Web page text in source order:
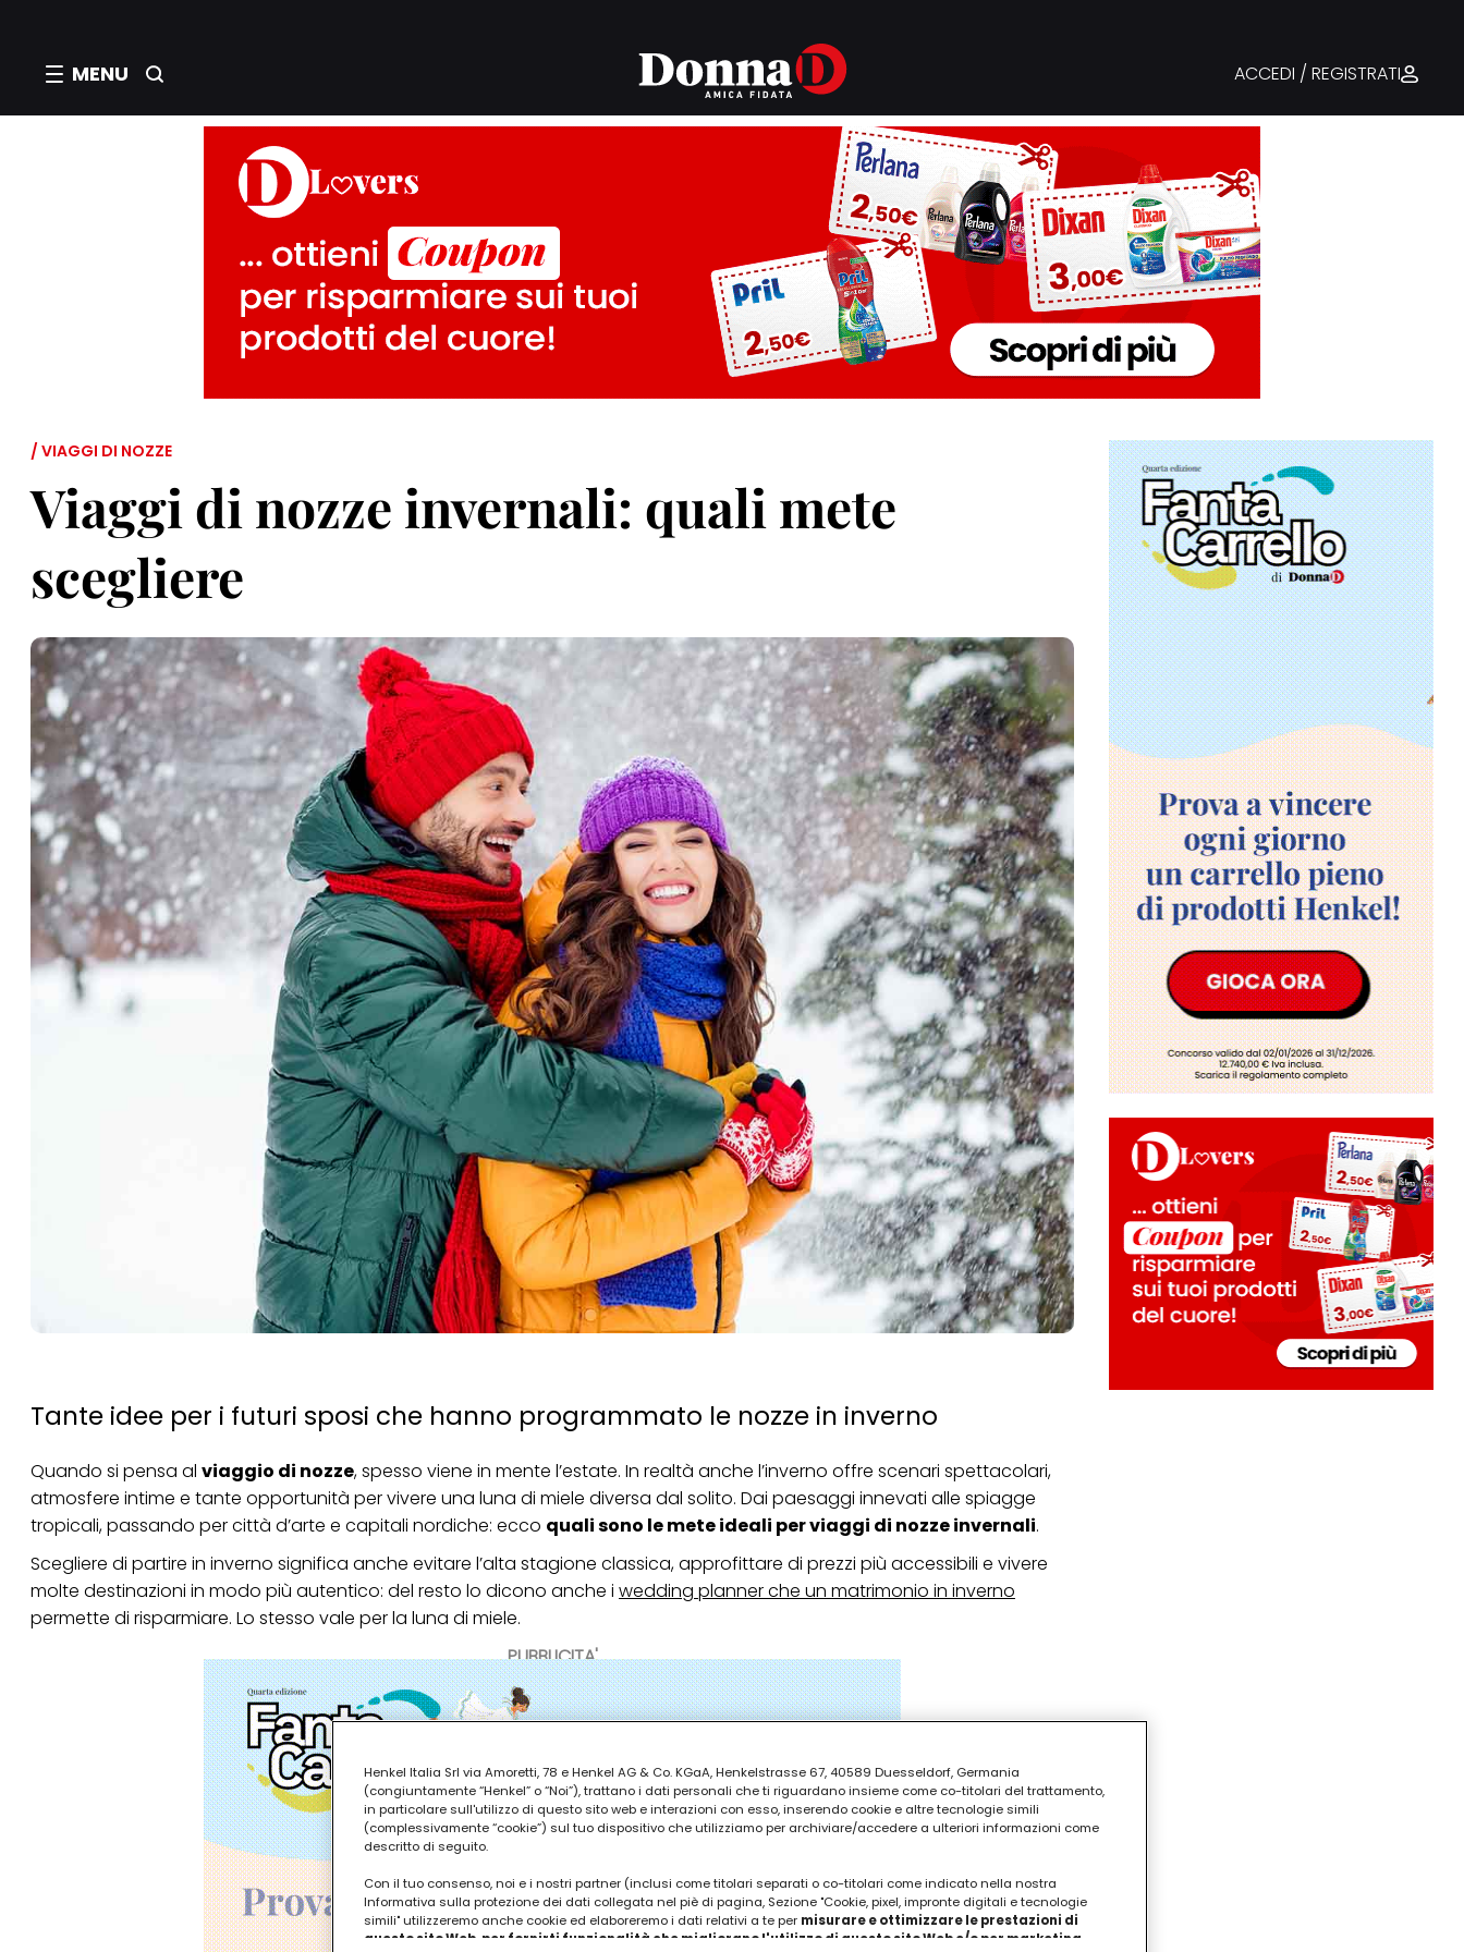
MENU ACCEDI / REGISTRATI
/ VIAGGI DI NOZZE
Viaggi di nozze invernali: quali mete
scegliere
Tante idee per i futuri sposi che hanno programmato le nozze in inverno
PUBBLICITA'
Quando si pensa al viaggio di nozze, spesso viene in mente l’estate. In realtà anche l’inverno offre scenari spettacolari,
atmosfere intime e tante opportunità per vivere una luna di miele diversa dal solito. Dai paesaggi innevati alle spiagge
tropicali, passando per città d’arte e capitali nordiche: ecco quali sono le mete ideali per viaggi di nozze invernali.
Scegliere di partire in inverno significa anche evitare l’alta stagione classica, approfittare di prezzi più accessibili e vivere
molte destinazioni in modo più autentico: del resto lo dicono anche i wedding planner che un matrimonio in inverno
permette di risparmiare. Lo stesso vale per la luna di miele.
Henkel Italia Srl via Amoretti, 78 e Henkel AG & Co. KGaA, Henkelstrasse 67, 40589 Duesseldorf, Germania
(congiuntamente “Henkel” o “Noi”), trattano i dati personali che ti riguardano insieme come co-titolari del trattamento,
in particolare sull'utilizzo di questo sito web e interazioni con esso, inserendo cookie e altre tecnologie simili
(complessivamente “cookie”) sul tuo dispositivo che utilizziamo per archiviare/accedere a ulteriori informazioni come
descritto di seguito.
Con il tuo consenso, noi e i nostri partner (inclusi come titolari separati o co-titolari come indicato nella nostra
Informativa sulla protezione dei dati collegata nel piè di pagina, Sezione "Cookie, pixel, impronte digitali e tecnologie
simili" utilizzeremo anche cookie ed elaboreremo i dati relativi a te per misurare e ottimizzare le prestazioni di
questo sito Web, per fornirti funzionalità che migliorano l'utilizzo di questo sito Web e/o per marketing